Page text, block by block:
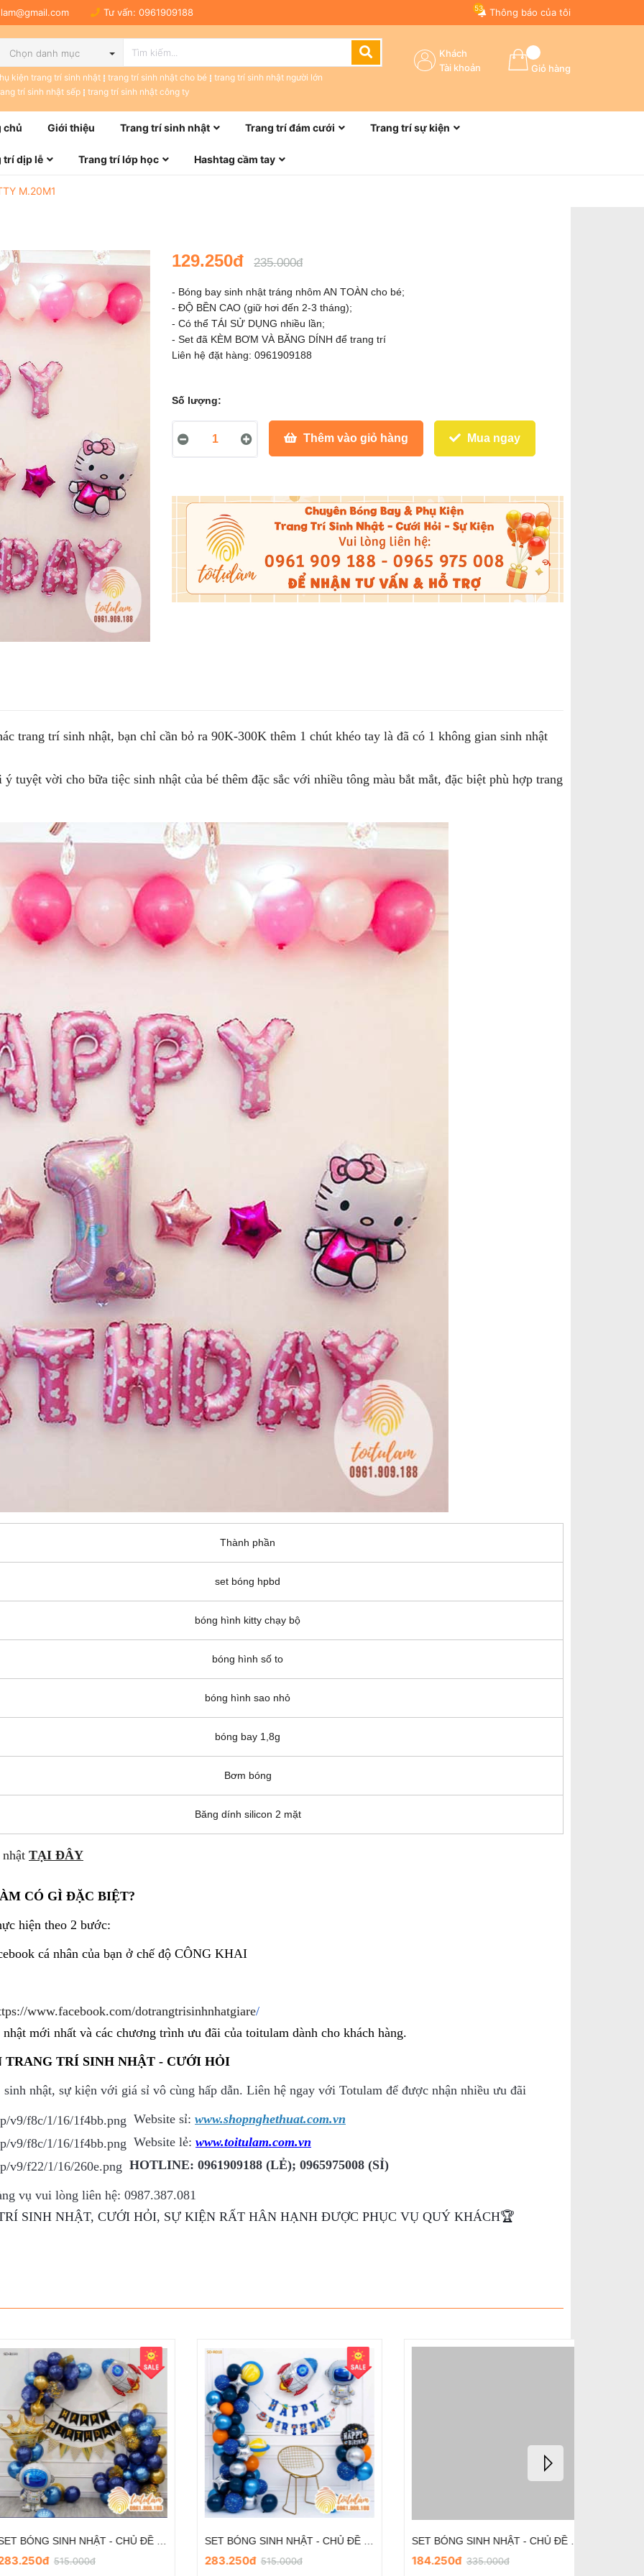
Tư vấn: 0961909188 Thông báo của tôi
53
Chọn danh mục
kiện trang trí sinh nhật trang trí sinh nhật cho bé
trang trí sinh nhật người lớn
trí sinh nhật sếp
trang trí sinh nhật công ty
Giỏ hàng
Khách
Tài khoản
chủ Giới thiệu Trang trí sinh nhật Trang trí đám cưới Trang trí sự kiện
trí dịp lễ Trang trí lớp học Hashtag cầm tay
M.20M1
129.250đ 235.000đ
- Bóng bay sinh nhật tráng nhôm AN TOÀN cho bé;
- ĐỘ BỀN CAO (giữ hơi đến 2-3 tháng);
- Có thể TÁI SỬ DỤNG nhiều lần;
- Set đã KÈM BƠM VÀ BĂNG DÍNH để trang trí
Liên hệ đặt hàng: 0961909188
Số lượng:
Thêm vào giỏ hàng Mua ngay
trang trí sinh nhật, bạn chỉ cần bỏ ra 90K-300K thêm 1 chút khéo tay là đã có 1 không gian sinh nhật
vời cho bữa tiệc sinh nhật của bé thêm đặc sắc với nhiều tông màu bắt mắt, đặc biệt phù hợp trang
Thành phần
set bóng hpbd
bóng hình kitty chạy bộ
bóng hình số to
bóng hình sao nhỏ
bóng bay 1,8g
Bơm bóng
Băng dính silicon 2 mặt
TẠI ĐÂY
CÓ GÌ ĐẶC BIỆT?
hiện theo 2 bước:
cá nhân của bạn ở chế độ CÔNG KHAI
www.facebook.com/dotrangtrisinhnhatgiare/
mới nhất và các chương trình ưu đãi của toitulam dành cho khách hàng.
TRÍ SINH NHẬT - CƯỚI HỎI
nhật, sự kiện với giá sỉ vô cùng hấp dẫn. Liên hệ ngay với Totulam để được nhận nhiều ưu đãi
Website sỉ: www.shopnghethuat.com.vn
Website lẻ: www.toitulam.com.vn
HOTLINE: 0961909188 (LẺ); 0965975008 (SỈ)
vụ vui lòng liên hệ: 0987.387.081
SINH NHẬT, CƯỚI HỎI, SỰ KIỆN RẤT HÂN HẠNH ĐƯỢC PHỤC VỤ QUÝ KHÁCH🏆
SET BÓNG SINH NHẬT - CHỦ ĐỀ PHI HÀNH GIA SD-R009
500.000đ
KUROMI - SET BÓNG SINH NHẬT CHO BÉ GÁI KÈM BÓNG CHỮ SD-KC015
151.250đ275.000đ
KUROMI - SET BÓNG SINH NHẬT CHO BÉ GÁI KÈM BÓNG CHỮ SD-KC014
184.250đ335.000đ